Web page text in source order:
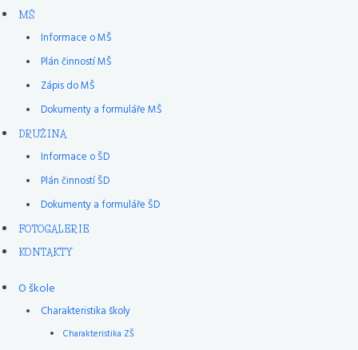
MŠ
Informace o MŠ
Plán činností MŠ
Zápis do MŠ
Dokumenty a formuláře MŠ
DRUŽINA
Informace o ŠD
Plán činností ŠD
Dokumenty a formuláře ŠD
FOTOGALERIE
KONTAKTY
O škole
Charakteristika školy
Charakteristika ZŠ